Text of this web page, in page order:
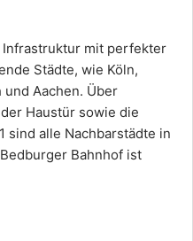
mit perfekter
Städte, wie Köln,
Aachen. Über
Haustür sowie die
sind alle Nachbarstädte in
Bahnhof ist